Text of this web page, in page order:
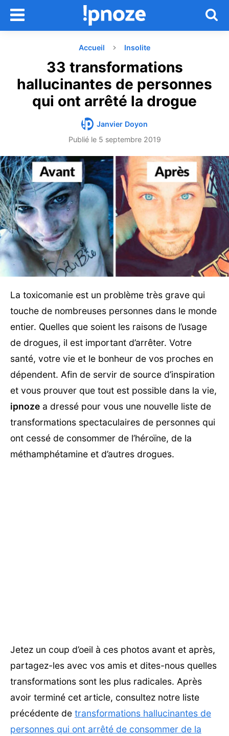
Accueil Insolite
33 transformations
hallucinantes de personnes
qui ont arrêté la drogue
Janvier Doyon
Publié le 5 septembre 2019
La toxicomanie est un problème très grave qui
touche de nombreuses personnes dans le monde
entier. Quelles que soient les raisons de l’usage
de drogues, il est important d’arrêter. Votre
santé, votre vie et le bonheur de vos proches en
dépendent. Afin de servir de source d’inspiration
et vous prouver que tout est possible dans la vie,
ipnoze a dressé pour vous une nouvelle liste de
transformations spectaculaires de personnes qui
ont cessé de consommer de l’héroïne, de la
méthamphétamine et d’autres drogues.
Jetez un coup d’oeil à ces photos avant et après,
partagez-les avec vos amis et dites-nous quelles
transformations sont les plus radicales. Après
avoir terminé cet article, consultez notre liste
précédente de transformations hallucinantes de
personnes qui ont arrêté de consommer de la